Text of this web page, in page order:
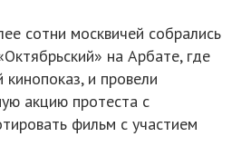
сотни москвичей собрались
на Арбате, где
и провели
акцию протеста с
фильм с участием